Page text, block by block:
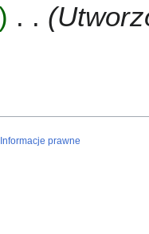
Informacje prawne